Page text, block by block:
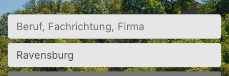
Beruf, Fachrichtung, Firma
Ort, Stadt